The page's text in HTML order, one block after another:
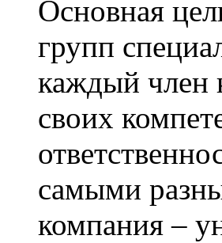
Основная
групп
каждый член
своих
самыми
компания –